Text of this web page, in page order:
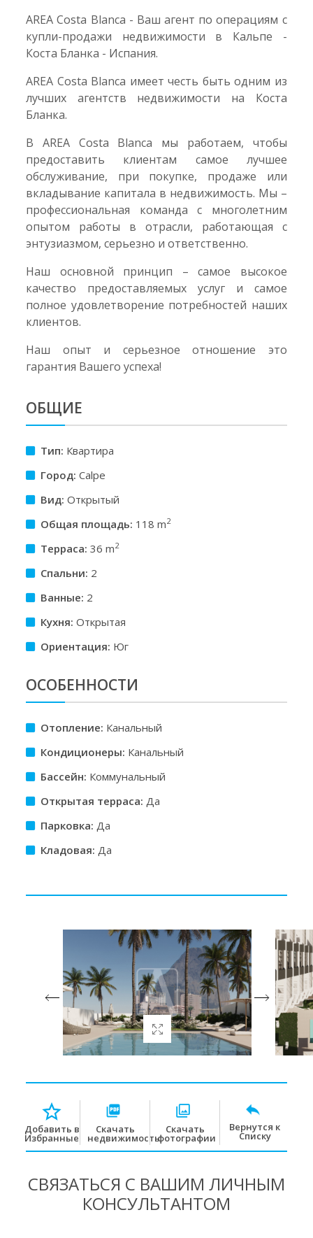
AREA Costa Blanca - Ваш агент по операциям с
купли-продажи недвижимости в Кальпе -
Коста Бланка - Испания.
AREA Costa Blanca имеет честь быть одним из
лучших агентств недвижимости на Коста
Бланка.
В AREA Costa Blanca мы работаем, чтобы
предоставить клиентам самое лучшее
обслуживание, при покупке, продаже или
вкладывание капитала в недвижимость. Мы –
профессиональная команда с многолетним
опытом работы в отрасли, работающая с
энтузиазмом, серьезно и ответственно.
Наш основной принцип – самое высокое
качество предоставляемых услуг и самое
полное удовлетворение потребностей наших
клиентов.
Наш опыт и серьезное отношение это
гарантия Вашего успеха!
ОБЩИЕ
Тип: Квартира
Город: Calpe
Вид: Открытый
Общая площадь: 118 m2
Терраса: 36 m2
Спальни: 2
Ванные: 2
Кухня: Открытая
Ориентация: Юг
ОСОБЕННОСТИ
Отопление: Канальный
Кондиционеры: Канальный
Бассейн: Коммунальный
Открытая терраса: Да
Парковка: Да
Кладовая: Да
Добавить в
Избранные
Скачать
недвижимость
Скачать
фотографии
Вернутся к
Списку
СВЯЗАТЬСЯ С ВАШИМ ЛИЧНЫМ
КОНСУЛЬТАНТОМ